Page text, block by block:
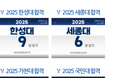
🏅 2025 한성대 합격 🏅 2025 세종대 합격
🏅 2025 가천대 합격 🏅 2025 국민대 합격